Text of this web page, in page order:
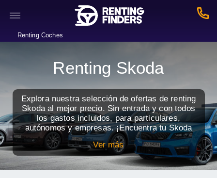
Renting Coches
Renting Skoda
Explora nuestra selección de ofertas de renting
Skoda al mejor precio. Sin entrada y con todos
los gastos incluidos, para particulares,
autónomos y empresas. ¡Encuentra tu Skoda
perfecto mediante el renting de coches!
Ver más